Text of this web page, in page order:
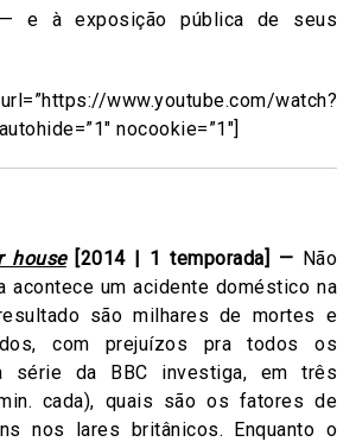
e à exposição pública de seus
www.youtube.com/watch?
nocookie=”1″]
house[2014 | 1 temporada] — Não
acontece um acidente doméstico na
são milhares de mortes e
com prejuízos pra todos os
série da BBC investiga, em três
cada), quais são os fatores de
nos lares britânicos. Enquanto o